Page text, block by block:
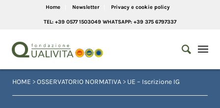
Home Newsletter Privacy e cookie policy
TEL: +39 0577 1503049 WHATSAPP: +39 375 6797337
HOME >OSSERVATORIO NORMATIVA > UE – Iscrizione IG